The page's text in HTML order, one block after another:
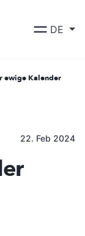
DE
ewige Kalender
22. Feb 2024